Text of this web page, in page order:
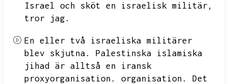
Israel och sköt en israelisk militär,
tror jag.
En eller två israeliska militärer
blev skjutna.
Palestinska islamiska
jihad är alltså en iransk
proxyorganisation.
organisation.
Det